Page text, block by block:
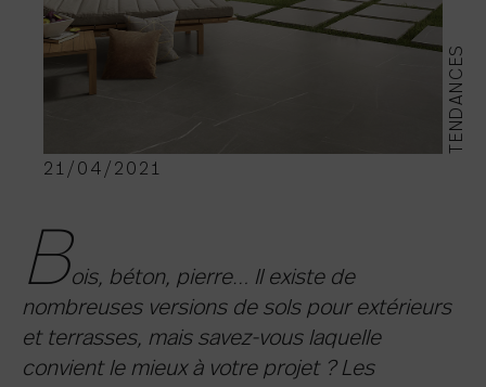
TENDANCES
21/04/2021
Bois, béton, pierre… Il existe de
nombreuses versions de sols pour extérieurs
et terrasses, mais savez-vous laquelle
convient le mieux à votre projet ? Les